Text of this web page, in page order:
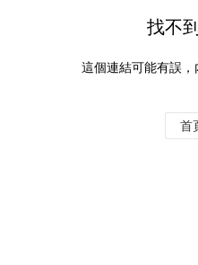
找不
這個連結可能有誤，
首